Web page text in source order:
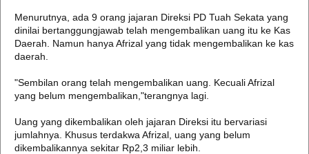
Menurutnya, ada 9 orang jajaran Direksi PD Tuah Sekata yang
dinilai bertanggungjawab telah mengembalikan uang itu ke Kas
Daerah. Namun hanya Afrizal yang tidak mengembalikan ke kas
daerah.
"Sembilan orang telah mengembalikan uang. Kecuali Afrizal
yang belum mengembalikan,"terangnya lagi.
Uang yang dikembalikan oleh jajaran Direksi itu bervariasi
jumlahnya. Khusus terdakwa Afrizal, uang yang belum
dikembalikannya sekitar Rp2,3 miliar lebih.